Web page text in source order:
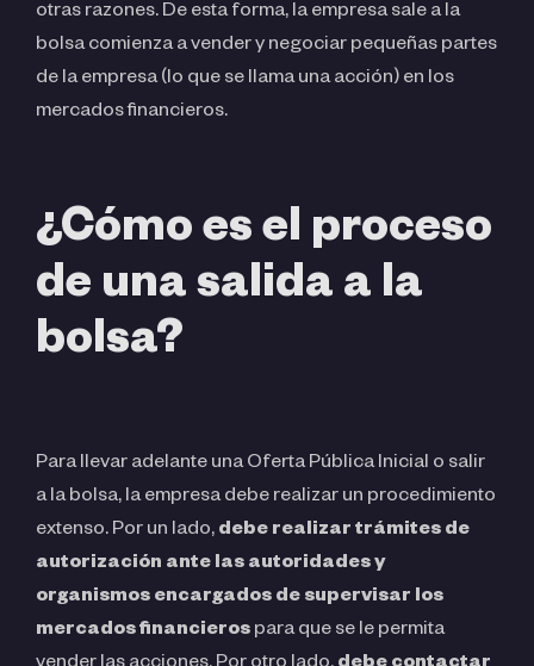
otras razones. De esta forma, la empresa sale a la
bolsa comienza a vender y negociar pequeñas partes
de la empresa (lo que se llama una acción) en los
mercados financieros.
¿Cómo es el proceso
de una salida a la
bolsa?
Para llevar adelante una Oferta Pública Inicial o salir
a la bolsa, la empresa debe realizar un procedimiento
extenso. Por un lado, debe realizar trámites de
autorización ante las autoridades y
organismos encargados de supervisar los
mercados financieros para que se le permita